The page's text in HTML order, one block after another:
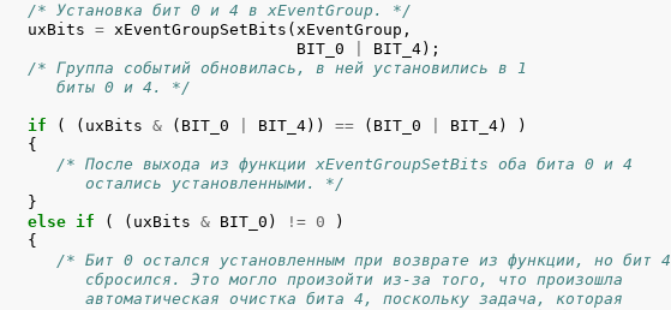
/* Установка бит 0 и 4 в xEventGroup. */
uxBits
= xEventGroupSetBits(xEventGroup,
BIT_0
BIT_4);
/* Группа событий обновилась, в ней установились в 1
биты 0 и 4. */
if ( (uxBits & (BIT_0 BIT_4)) == (BIT_0
BIT_4) )
{
/* После выхода из функции xEventGroupSetBits оба бита 0 и 4
остались установленными. */
else if ( (uxBits & BIT_0) != 0 )
{
/* Бит 0 остался установленным при возврате из функции, но бит 4
сбросился. Это могло произойти из-за того, что произошла
автоматическая очистка бита 4, поскольку задача, которая